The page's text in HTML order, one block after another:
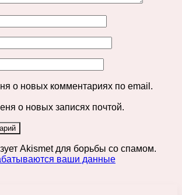
о новых комментариях по email.
о новых записях почтой.
Akismet для борьбы со спамом.
ваши данные